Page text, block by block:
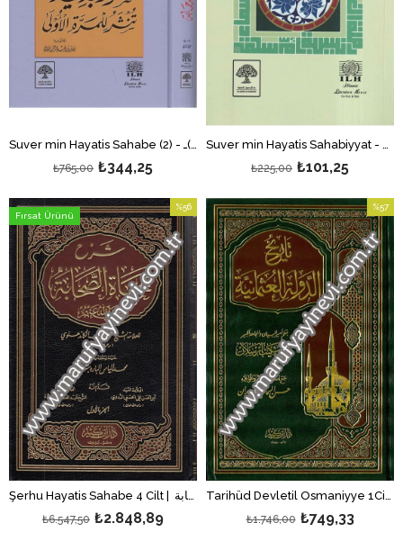
Suver min Hayatis Sahabe (2) - صور من حياة الصحابة (2)ـ - صور من حياة الصحابة (2)ـ
₺344,25
₺765,00
Suver min Hayatis Sahabiyyat - صور من حياة الصحابيات
₺101,25
₺225,00
₺2.848,89
₺6.547,50
%56
İndirim
%56İndirim
Fırsat Ürünü
₺749,33
₺1.746,00
%57
İndirim